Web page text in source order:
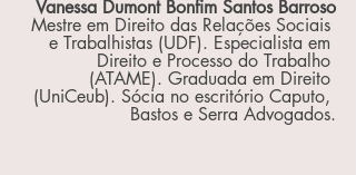
Vanessa Dumont Bonfim Santos Barroso
Mestre em Direito das Relações Sociais
e Trabalhistas (UDF). Especialista em
Direito e Processo do Trabalho
(ATAME). Graduada em Direito
(UniCeub). Sócia no escritório Caputo,
Bastos e Serra Advogados.